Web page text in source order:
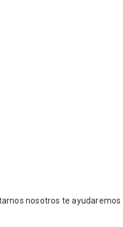
nosotros te ayudaremos